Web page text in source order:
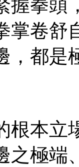
拳頭
掌卷舒
，都是
本立
之極端